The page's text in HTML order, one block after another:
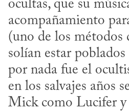
ocultas, que su
acompañamiento
(uno de los métodos
solían estar poblados
por nada fue el
en los salvajes años
Mick como Lucifer